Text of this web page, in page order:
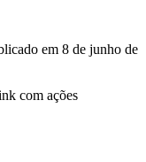
em 8 de junho de
com ações